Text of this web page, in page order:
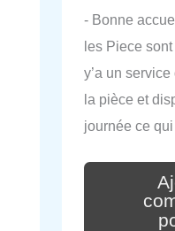
- Bonne
les Piece
y’a un
la pièce et
journée ce qui